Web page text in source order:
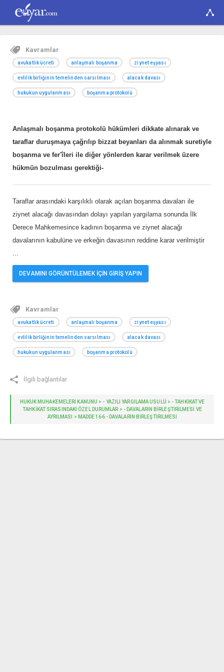
Kavramlar
avukatlık ücreti anlaşmalı boşanma ziynet eşyası
evlilik birliğinin temelinden sarsılması alacak davası
hukukun uygulanması boşanma protokolü
Anlaşmalı boşanma protokolü hükümleri dikkate alınarak ve
taraflar duruşmaya çağrılıp bizzat beyanları da alınmak suretiyle
boşanma ve fer'îleri ile diğer yönlerden karar verilmek üzere
hükmün bozulması gerektiği-
Taraflar arasındaki karşılıklı olarak açılan boşanma davaları ile
ziynet alacağı davasından dolayı yapılan yargılama sonunda İlk
Derece Mahkemesince kadının boşanma ve ziynet alacağı
davalarının kabulüne ve erkeğin davasının reddine karar verilmiştir
...
DEVAMINI GÖRÜNTÜLEMEK İÇİN GİRİŞ YAPIN
Kavramlar
avukatlık ücreti anlaşmalı boşanma ziynet eşyası
evlilik birliğinin temelinden sarsılması alacak davası
hukukun uygulanması boşanma protokolü
İlgili bağlantılar
HUKUK MUHAKEMELERİ KANUNU > - YAZILI YARGILAMA USULÜ > - TAHKIKAT VE
TAHKIKAT SIRASINDAKI ÖZEL DURUMLAR > - DAVALARIN BIRLEŞTIRILMESI VE
AYRILMASI > MADDE 166 - DAVALARIN BIRLEŞTIRILMESI